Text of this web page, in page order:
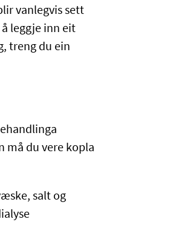
vanlegvis sett
leggje inn eit
treng du ein
må du vere kopla
salt og